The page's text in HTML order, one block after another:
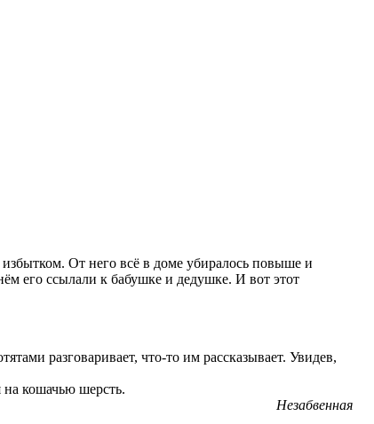
От него всё в доме убиралось повыше и
его ссылали к бабушке и дедушке. И вот этот
разговаривает, что-то им рассказывает. Увидев,
на кошачью шерсть.
Незабвенная